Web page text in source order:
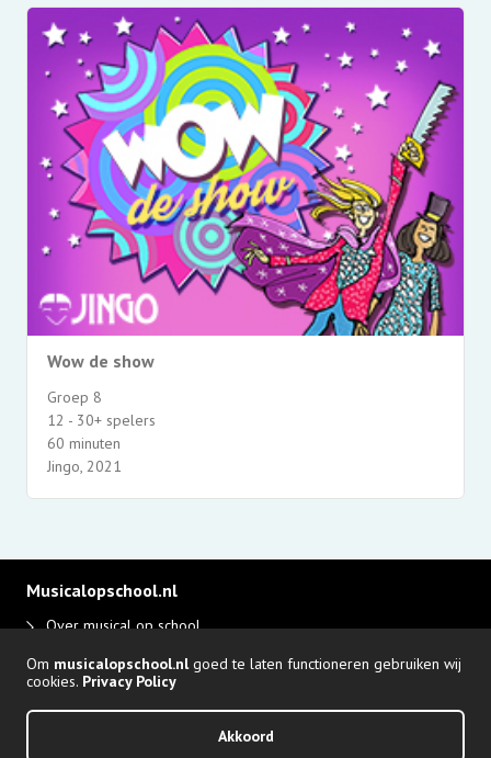
Wow de show
Groep 8
12 - 30+ spelers
60 minuten
Jingo, 2021
Om musicalopschool.nlgoed te laten functioneren gebruiken wij
cookies. Privacy Policy
Akkoord
Musicalopschool.nl
Over musical op school
Adverteren
Login Producent